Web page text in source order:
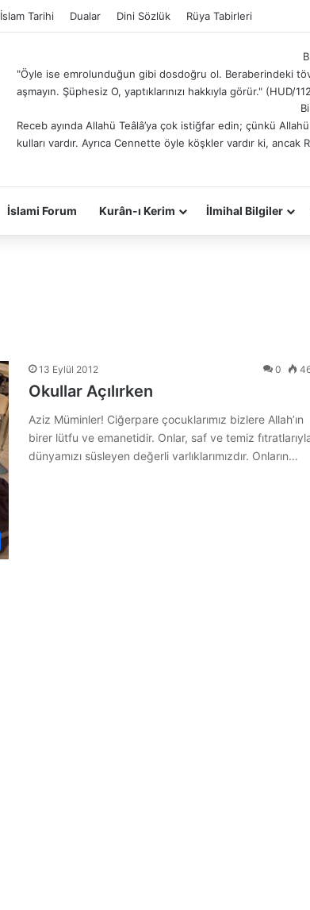
İslam Tarihi Dualar Dini Sözlük Rüya Tabirleri
"Öyle ise emrolunduğun gibi dosdoğru ol. Beraberindeki
aşmayın. Şüphesiz O, yaptıklarınızı hakkıyla görür." (HUD/
Receb ayında Allahü Teâlâ’ya çok istiğfar edin; çünkü
kulları vardır. Ayrıca Cennette öyle köşkler vardır ki,
İslami Forum Kurân-ı Kerim İlmihal Bilgiler
13 Eylül 2012 0
Okullar Açılırken
Aziz Müminler! Ciğerpare çocuklarımız bizlere Allah’ın
birer lütfu ve emanetidir. Onlar, saf ve temiz
dünyamızı süsleyen değerli varlıklarımızdır. Onların…